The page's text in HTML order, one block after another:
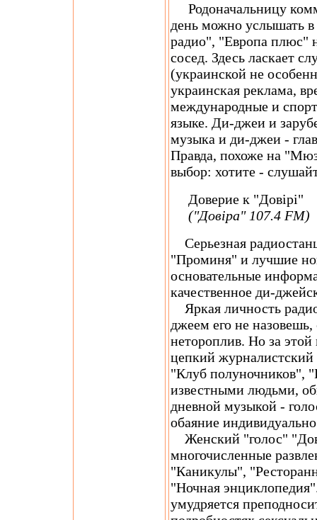
Родоначальницу
день можно услышать
радио", "Европа плюс"
сосед. Здесь ласкает
(украинской не
украинская реклама,
международные и
языке. Ди-джеи и
музыка и ди-джеи -
Правда, похоже на
выбор: хотите -
Доверие к "Довірі"
("Довіра" 107.4 FM)
Серьезная
"Проминя" и лучшие
основательные
качественное ди-
Яркая личность
джеем его не
нетороплив. Но за
цепкий
"Клуб полуночников",
известными людьми,
дневной музыкой -
обаяние
Женский "голос"
многочисленные
"Каникулы",
"Ночная
умудряется